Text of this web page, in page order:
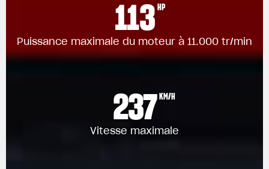
113 HP
Puissance maximale du moteur à 11.000 tr/min
237 KM/H
Vitesse maximale